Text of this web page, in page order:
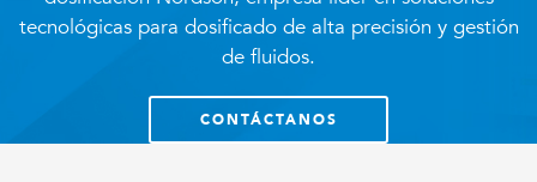
tecnológicas para dosificado de alta precisión y gestión
de fluidos.
CONTÁCTANOS